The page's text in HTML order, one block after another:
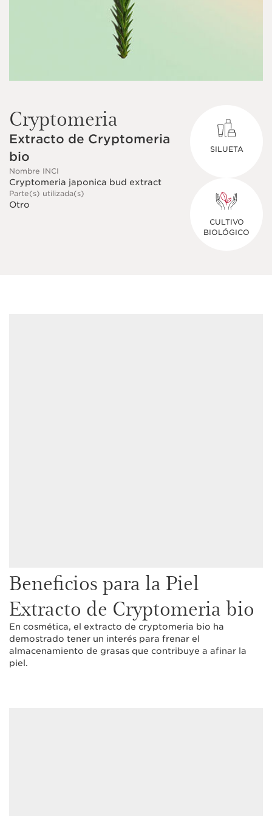
Cryptomeria
Extracto de Cryptomeria
bio
Nombre INCI
Cryptomeria japonica bud extract
Parte(s) utilizada(s)
Otro
SILUETA
CULTIVO
BIOLÓGICO
Beneficios para la Piel
Extracto de Cryptomeria bio
En cosmética, el extracto de cryptomeria bio ha
demostrado tener un interés para frenar el
almacenamiento de grasas que contribuye a afinar la
piel.